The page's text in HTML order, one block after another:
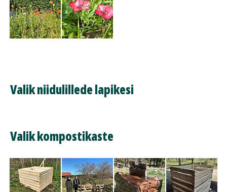
Valik niidulillede lapikesi
Valik kompostikaste